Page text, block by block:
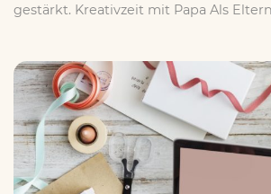
gestärkt. Kreativzeit mit Papa Als